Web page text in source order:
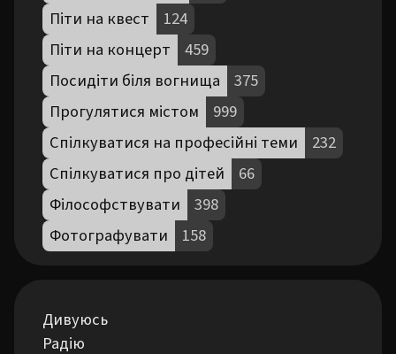
Піти на квест
124
Піти на концерт
459
Посидіти біля вогнища
375
Прогулятися містом
999
Спілкуватися на професійні теми
232
Спілкуватися про дітей
66
Філософствувати
398
Фотографувати
158
Дивуюсь
Радію